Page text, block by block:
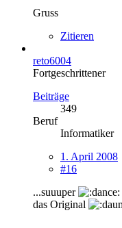
Gruss
Zitieren
reto6004
Fortgeschrittener
Beiträge
349
Beruf
Informatiker
1. April 2008
#16
...suuuper
das Original